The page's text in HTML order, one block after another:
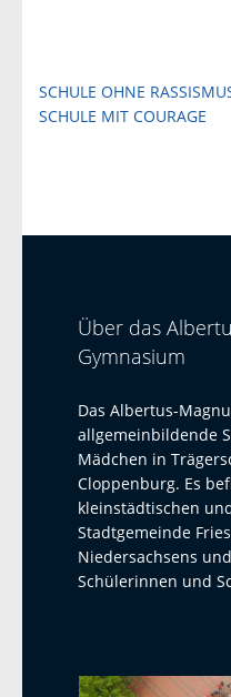
Beitragsnavigation
SCHULE OHNE
SCHULE MIT COURAGE
Über das
Gymnasium
Das Albertus-
allgemeinbildende
Mädchen in
Cloppenburg. Es
kleinstädtischen
Stadtgemeinde
Niedersachsens
Schülerinnen und
Albertus-Magnus-
La Réunion. Seit